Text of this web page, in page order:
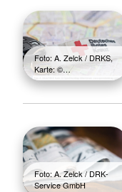
Foto: A. Zelck / DRKS,
Karte: ©…
Foto: A. Zelck / DRK-
Service GmbH